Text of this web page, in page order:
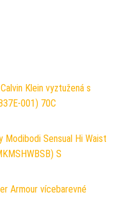
Klein vyztužená s
001) 70C
Modibodi Sensual Hi Waist
S
Armour vícebarevné